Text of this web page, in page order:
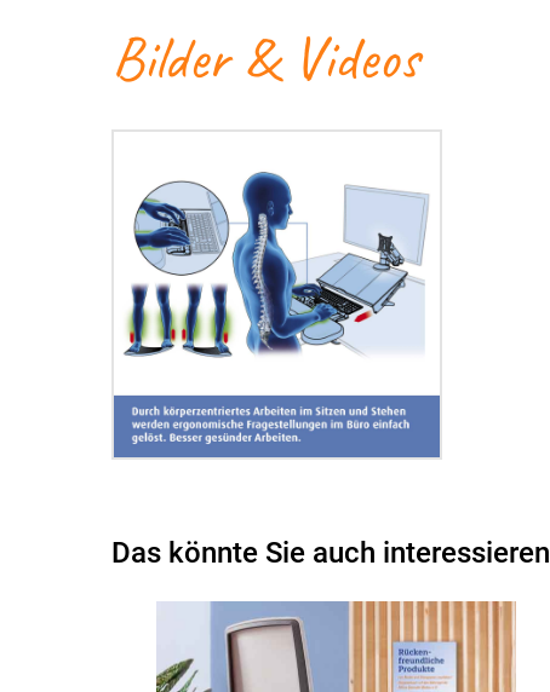
Bilder & Videos
Das könnte Sie auch interessieren